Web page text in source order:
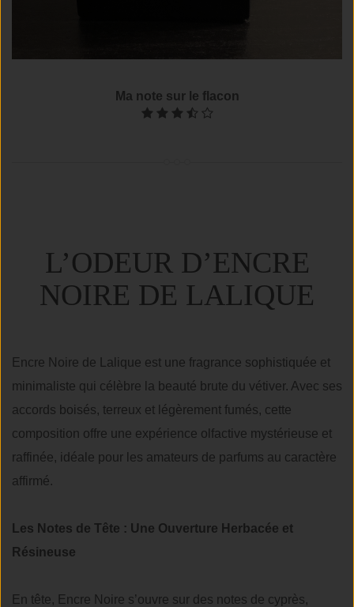
Ma note sur le flacon
L’ODEUR D’ENCRE
NOIRE DE LALIQUE
Encre Noire de Lalique est une fragrance sophistiquée et
minimaliste qui célèbre la beauté brute du vétiver. Avec ses
accords boisés, terreux et légèrement fumés, cette
composition offre une expérience olfactive mystérieuse et
raffinée, idéale pour les amateurs de parfums au caractère
affirmé.
Les Notes de Tête : Une Ouverture Herbacée et
Résineuse
En tête, Encre Noire s’ouvre sur des notes de cyprès,